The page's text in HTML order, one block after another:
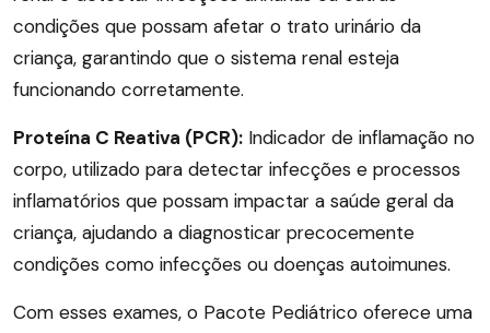
condições que possam afetar o trato urinário da
criança, garantindo que o sistema renal esteja
funcionando corretamente.
Proteína C Reativa (PCR): Indicador de inflamação no
corpo, utilizado para detectar infecções e processos
inflamatórios que possam impactar a saúde geral da
criança, ajudando a diagnosticar precocemente
condições como infecções ou doenças autoimunes.
Com esses exames, o Pacote Pediátrico oferece uma